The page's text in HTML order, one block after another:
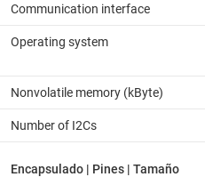
Communication interface
Operating system
Nonvolatile memory (kByte)
Number of I2Cs